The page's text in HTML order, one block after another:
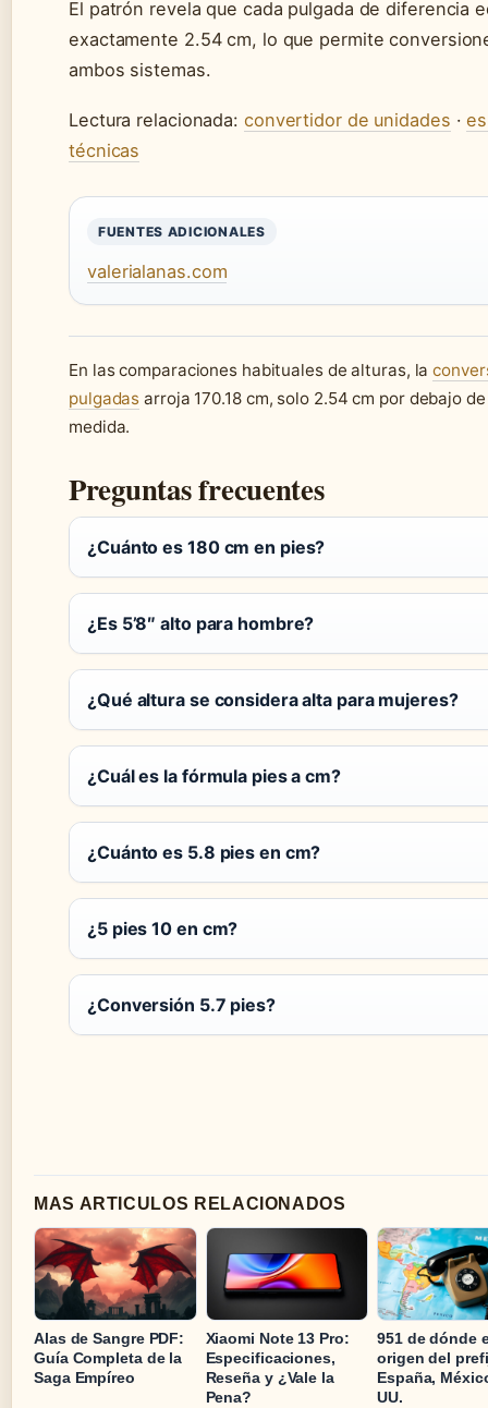
El patrón revela que cada pulgada de diferencia
exactamente 2.54 cm, lo que permite
ambos sistemas.
Lectura relacionada: convertidor de unidades ·
técnicas
FUENTES ADICIONALES
valerialanas.com
En las comparaciones habituales de alturas, la
pulgadas arroja 170.18 cm, solo 2.54 cm por debajo
medida.
Preguntas frecuentes
¿Cuánto es 180 cm en pies?
¿Es 5’8″ alto para hombre?
¿Qué altura se considera alta para mujeres?
¿Cuál es la fórmula pies a cm?
¿Cuánto es 5.8 pies en cm?
¿5 pies 10 en cm?
¿Conversión 5.7 pies?
MAS ARTICULOS RELACIONADOS
Alas de Sangre PDF:
Guía Completa de la
Saga Empíreo
Xiaomi Note 13 Pro:
Especificaciones,
Reseña y ¿Vale la
Pena?
951 de dónde
origen del
España,
UU.